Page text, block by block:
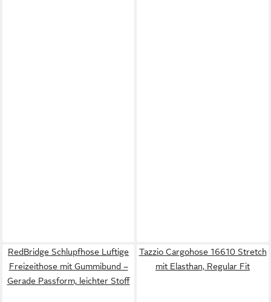
RedBridge Schlupfhose Luftige
Freizeithose mit Gummibund –
Gerade Passform, leichter Stoff
Tazzio Cargohose 16610 Stretch
mit Elasthan, Regular Fit